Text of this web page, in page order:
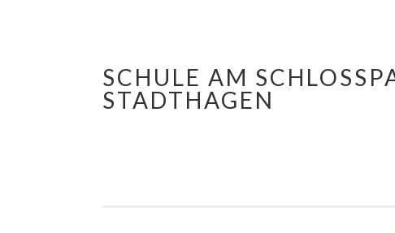
Springe
zum
SCHULE AM
STADTHAGEN